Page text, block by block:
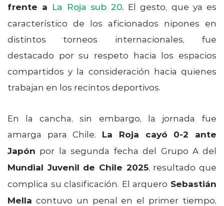
frente a La Roja sub 20. El gesto, que ya es
característico de los aficionados nipones en
distintos torneos internacionales, fue
destacado por su respeto hacia los espacios
compartidos y la consideración hacia quienes
trabajan en los recintos deportivos.
En la cancha, sin embargo, la jornada fue
amarga para Chile. La Roja cayó 0-2 ante
Japón por la segunda fecha del Grupo A del
Mundial Juvenil de Chile 2025, resultado que
complica su clasificación. El arquero Sebastián
Mella contuvo un penal en el primer tiempo,